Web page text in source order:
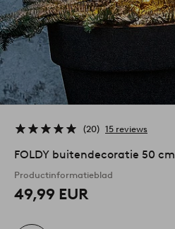
20 15 reviews
FOLDY buitendecoratie 50 cm
Productinformatieblad
49,99 EUR